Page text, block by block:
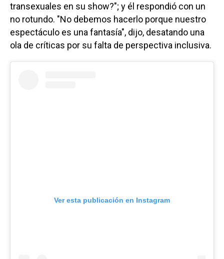
transexuales en su show?"; y él respondió con un
no rotundo. "No debemos hacerlo porque nuestro
espectáculo es una fantasía", dijo, desatando una
ola de críticas por su falta de perspectiva inclusiva.
Ver esta publicación en Instagram